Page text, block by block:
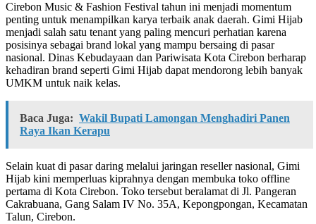
Cirebon Music & Fashion Festival tahun ini menjadi momentum
penting untuk menampilkan karya terbaik anak daerah. Gimi Hijab
menjadi salah satu tenant yang paling mencuri perhatian karena
posisinya sebagai brand lokal yang mampu bersaing di pasar
nasional. Dinas Kebudayaan dan Pariwisata Kota Cirebon berharap
kehadiran brand seperti Gimi Hijab dapat mendorong lebih banyak
UMKM untuk naik kelas.
Baca Juga: Wakil Bupati Lamongan Menghadiri Panen
Raya Ikan Kerapu
Selain kuat di pasar daring melalui jaringan reseller nasional, Gimi
Hijab kini memperluas kiprahnya dengan membuka toko offline
pertama di Kota Cirebon. Toko tersebut beralamat di Jl. Pangeran
Cakrabuana, Gang Salam IV No. 35A, Kepongpongan, Kecamatan
Talun, Cirebon.